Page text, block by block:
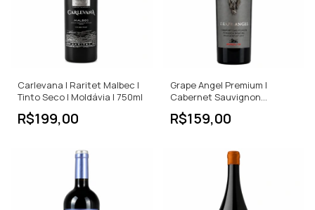
Carlevana | Raritet Malbec |
Tinto Seco | Moldávia | 750ml
R$199,00
Grape Angel Premium |
Cabernet Sauvignon
Feteasca Neagra | Tinto
Seco | 750ml
R$159,00